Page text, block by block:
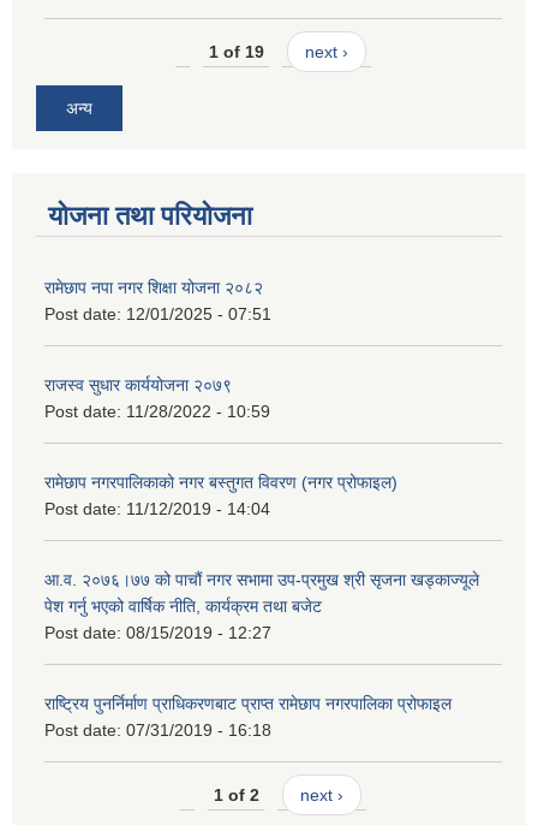
1 of 19 next ›
अन्य
योजना तथा परियोजना
रामेछाप नपा नगर शिक्षा योजना २०८२
Post date: 12/01/2025 - 07:51
राजस्व सुधार कार्ययोजना २०७९
Post date: 11/28/2022 - 10:59
रामेछाप नगरपालिकाको नगर बस्तुगत विवरण (नगर प्रोफाइल)
Post date: 11/12/2019 - 14:04
आ.व. २०७६।७७ को पाचौं नगर सभामा उप-प्रमुख श्री सृजना खड्काज्यूले
पेश गर्नु भएको वार्षिक नीति, कार्यक्रम तथा बजेट
Post date: 08/15/2019 - 12:27
राष्ट्रिय पुनर्निर्माण प्राधिकरणबाट प्राप्त रामेछाप नगरपालिका प्रोफाइल
Post date: 07/31/2019 - 16:18
1 of 2 next ›